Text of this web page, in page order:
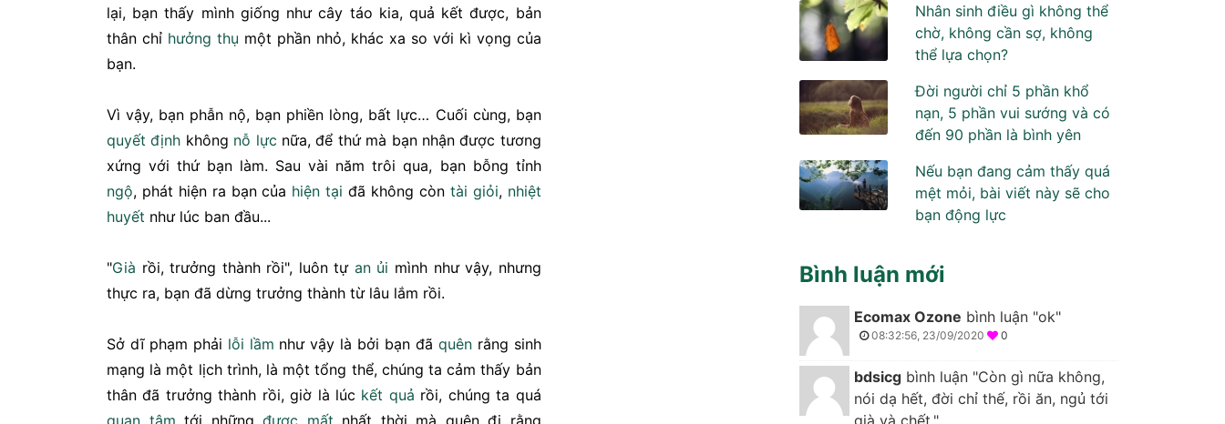
lại, bạn thấy mình giống như cây táo kia, quả kết được, bản
thân chỉ hưởng thụ một phần nhỏ, khác xa so với kì vọng của
bạn.
Vì vậy, bạn phẫn nộ, bạn phiền lòng, bất lực… Cuối cùng, bạn
quyết định không nỗ lực nữa, để thứ mà bạn nhận được tương
xứng với thứ bạn làm. Sau vài năm trôi qua, bạn bỗng tỉnh
ngộ, phát hiện ra bạn của hiện tại đã không còn tài giỏi, nhiệt
huyết như lúc ban đầu...
"Già rồi, trưởng thành rồi", luôn tự an ủi mình như vậy, nhưng
thực ra, bạn đã dừng trưởng thành từ lâu lắm rồi.
Sở dĩ phạm phải lỗi lầm như vậy là bởi bạn đã quênrằng sinh
mạng là một lịch trình, là một tổng thể, chúng ta cảm thấy bản
thân đã trưởng thành rồi, giờ là lúc kết quả rồi, chúng ta quá
quan tâm tới nhữngđược mất nhất thời mà quên đi rằng
Nhân sinh điều gì không thể
chờ, không cần sợ, không
thể lựa chọn?
Đời người chỉ 5 phần khổ
nạn, 5 phần vui sướng và có
đến 90 phần là bình yên
Nếu bạn đang cảm thấy quá
mệt mỏi, bài viết này sẽ cho
bạn động lực
Bình luận mới
Ecomax Ozone bình luận "ok"
08:32:56, 23/09/2020 0
bdsicg bình luận "Còn gì nữa không,
nói dạ hết, đời chỉ thế, rồi ăn, ngủ tới
già và chết."